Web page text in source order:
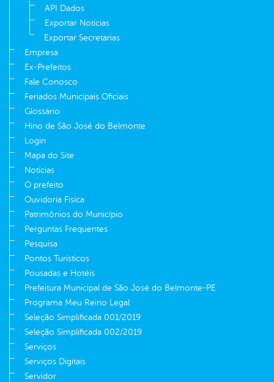
API Dados
Exportar Notícias
Exportar Secretarias
Empresa
Ex-Prefeitos
Fale Conosco
Feriados Municipais Oficiais
Glossário
Hino de São José do Belmonte
Login
Mapa do Site
Notícias
O prefeito
Ouvidoria Fisíca
Patrimônios do Município
Perguntas Frequentes
Pesquisa
Pontos Turísticos
Pousadas e Hotéis
Prefeitura Municipal de São José do Belmonte-PE
Programa Meu Reino Legal
Seleção Simplificada 001/2019
Seleção Simplificada 002/2019
Serviços
Serviços Digitais
Servidor